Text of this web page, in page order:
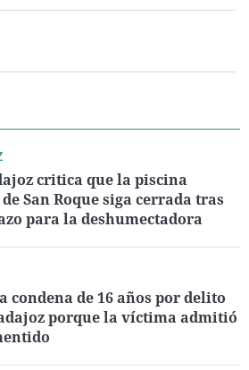
critica que la piscina
San Roque siga cerrada tras
para la deshumectadora
condena de 16 años por delito
porque la víctima admitió